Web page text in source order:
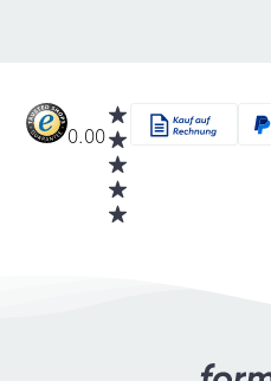
0.00